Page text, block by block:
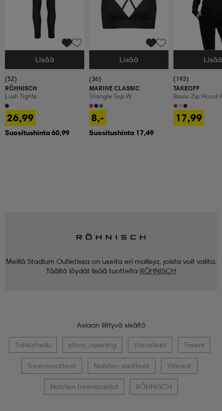
Valitse Koko
Lisää
(52)
RÖHNISCH
Lush Tights
26,99
Suositushinta 60,99
Valitse Koko
Lisää
(36)
MARINE CLASSIC
Triangle Top W
8,-
Suositushinta 17,49
Valitse Koko
(193)
TAKEOFF
Basic Zip Hood
17,99
Meillä Stadium Outletissa on useita eri malleja, joista voit valita.
Täältä löydät lisää tuotteita RÖHNISCH
Asiaan liittyvä sisältö
Talviurheilu store_opening Varusteet Treeni
Treenivaatteet Naisten vaatteet Yläosat
Naisten treenipaidat RÖHNISCH